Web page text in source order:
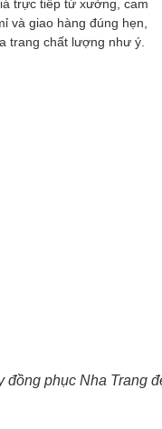
trực tiếp từ xưởng, cam
và giao hàng đúng hẹn,
trang chất lượng như ý.
đồng phục Nha Trang